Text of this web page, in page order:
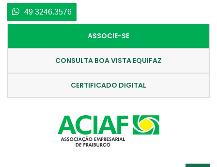
49 3246.3576
ASSOCIE-SE
CONSULTA BOA VISTA EQUIFAZ
CERTIFICADO DIGITAL